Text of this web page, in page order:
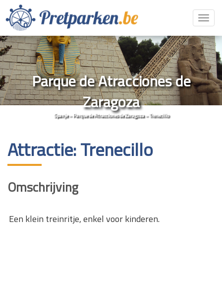
Parque de Atracciones de
Zaragoza
Spanje»Parque de Atracciones de Zaragoza»Trenecillo
Attractie: Trenecillo
Omschrijving
Een klein treinritje, enkel voor kinderen.